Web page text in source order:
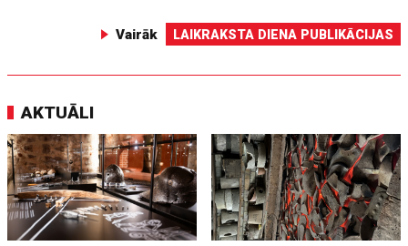
Vairāk LAIKRAKSTA DIENA PUBLIKĀCIJAS
AKTUĀLI